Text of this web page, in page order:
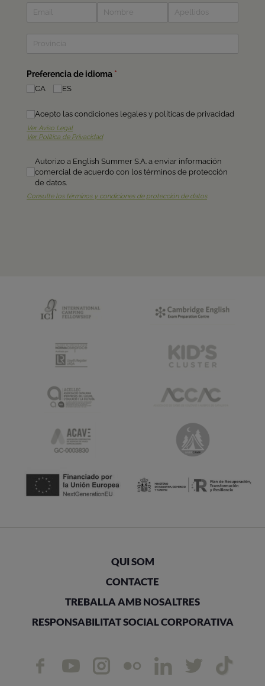
QUI SOM
CONTACTE
TREBALLA AMB NOSALTRES
RESPONSABILITAT SOCIAL CORPORATIVA